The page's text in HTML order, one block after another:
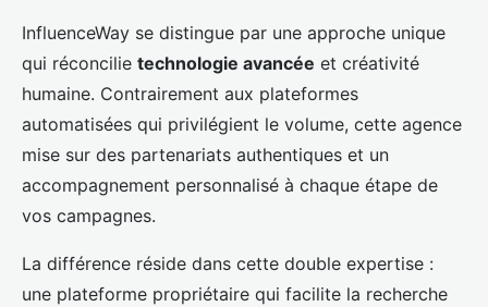
InfluenceWay se distingue par une approche unique
qui réconcilie technologie avancée et créativité
humaine. Contrairement aux plateformes
automatisées qui privilégient le volume, cette agence
mise sur des partenariats authentiques et un
accompagnement personnalisé à chaque étape de
vos campagnes.
La différence réside dans cette double expertise :
une plateforme propriétaire qui facilite la recherche